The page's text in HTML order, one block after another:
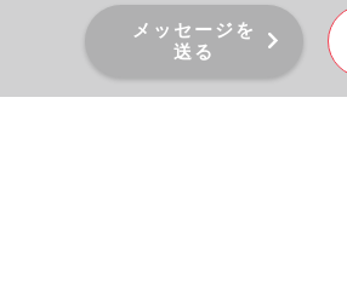
メッセージを
送る